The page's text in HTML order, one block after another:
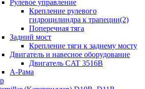
Рулевое управление
Крепление рулевого
гидроцилиндра к трапеции(2)
Поперечная тяга
Задний мост
Крепление тяги к заднему мосту
Двигатель и навесное оборудование
Двигатель CAT 3516B
А-Рама